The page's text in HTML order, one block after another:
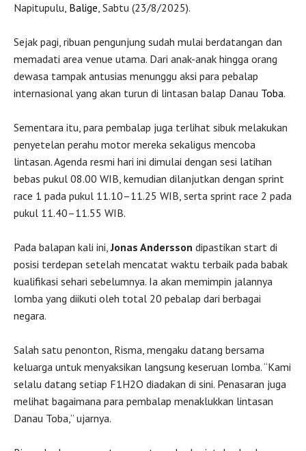
Napitupulu, Balige, Sabtu (23/8/2025).
Sejak pagi, ribuan pengunjung sudah mulai berdatangan dan
memadati area venue utama. Dari anak-anak hingga orang
dewasa tampak antusias menunggu aksi para pebalap
internasional yang akan turun di lintasan balap Danau Toba.
Sementara itu, para pembalap juga terlihat sibuk melakukan
penyetelan perahu motor mereka sekaligus mencoba
lintasan. Agenda resmi hari ini dimulai dengan sesi latihan
bebas pukul 08.00 WIB, kemudian dilanjutkan dengan sprint
race 1 pada pukul 11.10–11.25 WIB, serta sprint race 2 pada
pukul 11.40–11.55 WIB.
Pada balapan kali ini,Jonas Andersson dipastikan start di
posisi terdepan setelah mencatat waktu terbaik pada babak
kualifikasi sehari sebelumnya. Ia akan memimpin jalannya
lomba yang diikuti oleh total 20 pebalap dari berbagai
negara.
Salah satu penonton, Risma, mengaku datang bersama
keluarga untuk menyaksikan langsung keseruan lomba. “Kami
selalu datang setiap F1H2O diadakan di sini. Penasaran juga
melihat bagaimana para pembalap menaklukkan lintasan
Danau Toba,” ujarnya.